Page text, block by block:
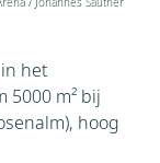
het
5000 m² bij
hoog